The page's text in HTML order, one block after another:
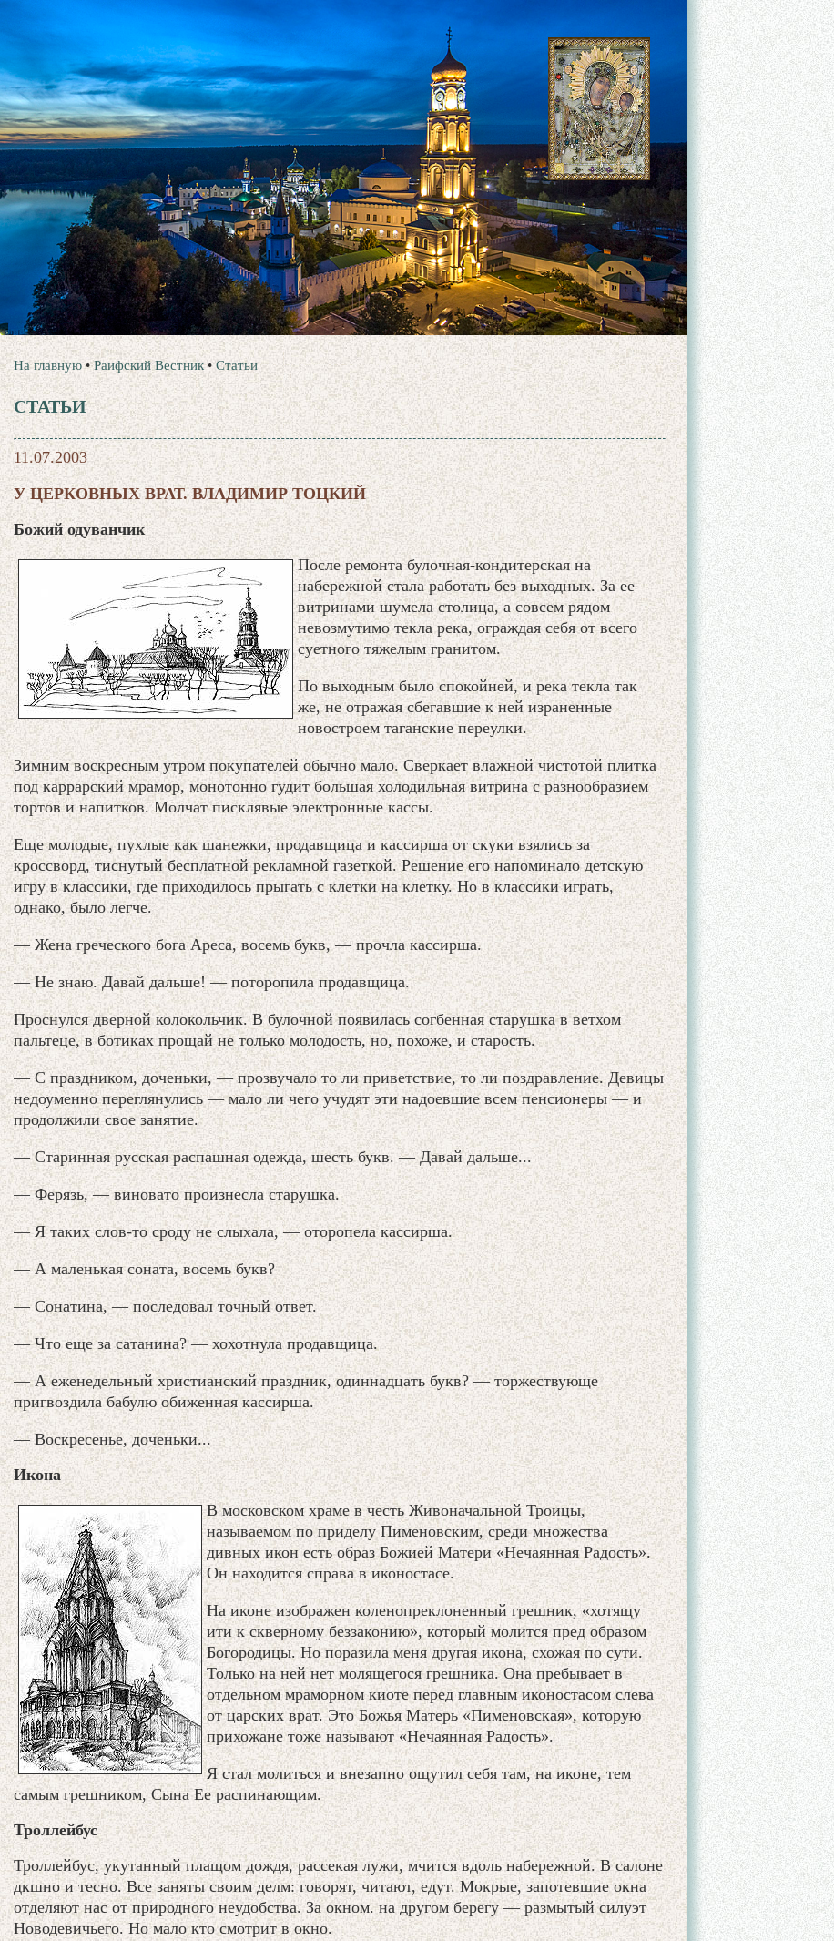
На главную •Раифский Вестник •Статьи
СТАТЬИ
11.07.2003
У ЦЕРКОВНЫХ ВРАТ. ВЛАДИМИР ТОЦКИЙ
Божий одуванчик
После ремонта булочная-кондитерская на
набережной стала работать без выходных. За ее
витринами шумела столица, а совсем рядом
невозмутимо текла река, ограждая себя от всего
суетного тяжелым гранитом.
По выходным было спокойней, и река текла так
же, не отражая сбегавшие к ней израненные
новостроем таганские переулки.
Зимним воскресным утром покупателей обычно мало. Сверкает влажной чистотой плитка
под каррарский мрамор, монотонно гудит большая холодильная витрина с разнообразием
тортов и напитков. Молчат писклявые электронные кассы.
Еще молодые, пухлые как шанежки, продавщица и кассирша от скуки взялись за
кроссворд, тиснутый бесплатной рекламной газеткой. Решение его напоминало детскую
игру в классики, где приходилось прыгать с клетки на клетку. Но в классики играть,
однако, было легче.
— Жена греческого бога Ареса, восемь букв, — прочла кассирша.
— Не знаю. Давай дальше! — поторопила продавщица.
Проснулся дверной колокольчик. В булочной появилась согбенная старушка в ветхом
пальтеце, в ботиках прощай не только молодость, но, похоже, и старость.
— С праздником, доченьки, — прозвучало то ли приветствие, то ли поздравление. Девицы
недоуменно переглянулись — мало ли чего учудят эти надоевшие всем пенсионеры — и
продолжили свое занятие.
— Старинная русская распашная одежда, шесть букв. — Давай дальше...
— Ферязь, — виновато произнесла старушка.
— Я таких слов-то сроду не слыхала, — оторопела кассирша.
— А маленькая соната, восемь букв?
— Сонатина, — последовал точный ответ.
— Что еще за сатанина? — хохотнула продавщица.
— А еженедельный христианский праздник, одиннадцать букв? — торжествующе
пригвоздила бабулю обиженная кассирша.
— Воскресенье, доченьки...
Икона
В московском храме в честь Живоначальной Троицы,
называемом по приделу Пименовским, среди множества
дивных икон есть образ Божией Матери «Нечаянная Радость».
Он находится справа в иконостасе.
На иконе изображен коленопреклоненный грешник, «хотящу
ити к скверному беззаконию», который молится пред образом
Богородицы. Но поразила меня другая икона, схожая по сути.
Только на ней нет молящегося грешника. Она пребывает в
отдельном мраморном киоте перед главным иконостасом слева
от царских врат. Это Божья Матерь «Пименовская», которую
прихожане тоже называют «Нечаянная Радость».
Я стал молиться и внезапно ощутил себя там, на иконе, тем
самым грешником, Сына Ее распинающим.
Троллейбус
Троллейбус, укутанный плащом дождя, рассекая лужи, мчится вдоль набережной. В салоне
дкшно и тесно. Все заняты своим делм: говорят, читают, едут. Мокрые, запотевшие окна
отделяют нас от природного неудобства. За окном. на другом берегу — размытый силуэт
Новодевичьего. Но мало кто смотрит в окно.